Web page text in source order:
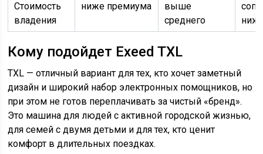
Стоимость
владения
ниже премиума
выше
среднего
Кому подойдет Exeed TXL
TXL — отличный вариант для тех, кто хочет заметный
дизайн и широкий набор электронных помощников, но
при этом не готов переплачивать за чистый «бренд».
Это машина для людей с активной городской жизнью,
для семей с двумя детьми и для тех, кто ценит
комфорт в длительных поездках.